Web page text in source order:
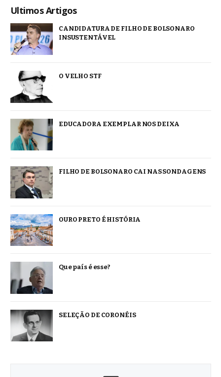
Ultimos Artigos
CANDIDATURA DE FILHO DE BOLSONARO
INSUSTENTÁVEL
O VELHO STF
EDUCADORA EXEMPLAR NOS DEIXA
FILHO DE BOLSONARO CAI NAS SONDAGENS
OURO PRETO É HISTÓRIA
Que país é esse?
SELEÇÃO DE CORONÉIS